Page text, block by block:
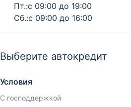
Пт.:с 09:00 до 19:00
Сб.:с 09:00 до 16:00
Выберите автокредит
Условия
С господдержкой